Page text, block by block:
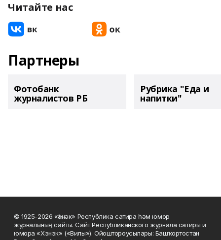
Читайте нас
Партнеры
Фотобанк
журналистов РБ
Рубрика "Еда и
напитки"
© 1925-2026 «Һәнәк» Республика сатира һәм юмор
журналының сайты. Сайт Республиканского журнала сатиры и
юмора «Хэнэк» («Вилы»). Ойоштороусылары: Башҡортостан